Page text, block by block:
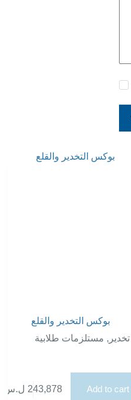
بوكس التخدير والقلع
تخدير , مستلزمات طلابية
243,878 ل.س Add to cart